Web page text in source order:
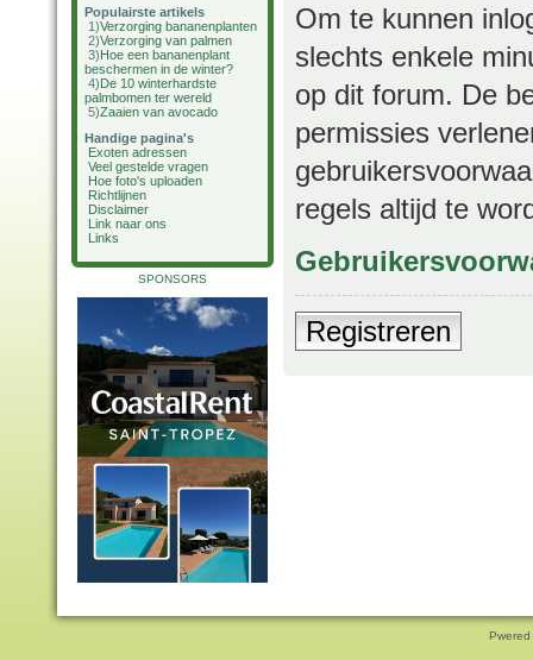
Populairste artikels
1)Verzorging bananenplanten
2)Verzorging van palmen
3)Hoe een bananenplant
beschermen in de winter?
4)De 10 winterhardste
palmbomen ter wereld
5)Zaaien van avocado
Handige pagina's
Exoten adressen
Veel gestelde vragen
Hoe foto's uploaden
Richtlijnen
Disclaimer
Link naar ons
Links
SPONSORS
Om te kunnen
slechts enkele
op dit forum. De
permissies
regels altijd te
Registreren